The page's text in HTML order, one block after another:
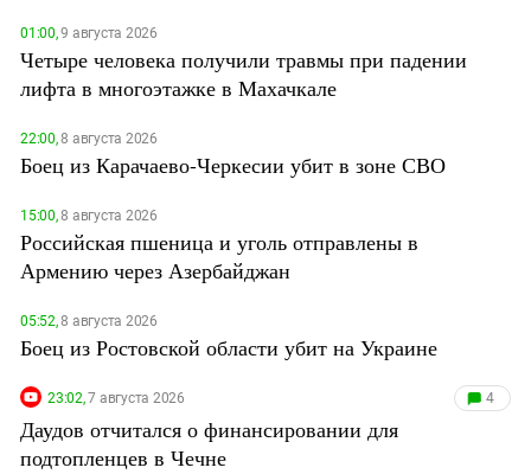
01:00,9 августа 2026
Четыре человека получили травмы при падении
лифта в многоэтажке в Махачкале
22:00,8 августа 2026
Боец из Карачаево-Черкесии убит в зоне СВО
15:00,8 августа 2026
Российская пшеница и уголь отправлены в
Армению через Азербайджан
05:52,8 августа 2026
Боец из Ростовской области убит на Украине
23:02,7 августа 2026 4
Даудов отчитался о финансировании для
подтопленцев в Чечне